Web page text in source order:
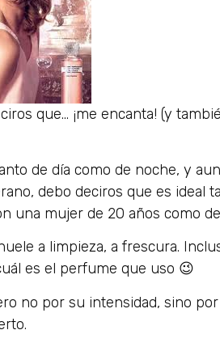
que… ¡me encanta! (y
de día como de noche, y
debo deciros que es ideal
una mujer de 20 años como
a limpieza, a frescura.
es el perfume que uso 😉
no por su intensidad, sino